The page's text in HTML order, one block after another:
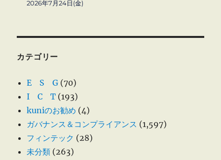
2026年7月24日(金)
カテゴリー
E S G (70)
I C T (193)
kuniのお勧め (4)
ガバナンス＆コンプライアンス (1,597)
フィンテック (28)
未分類 (263)